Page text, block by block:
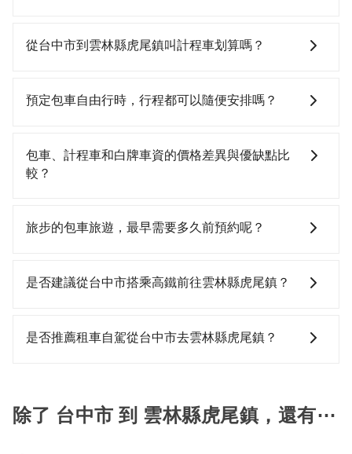
無隱藏費用，且還提供優於其他業者更彈性的取消政
驗。所以，如果您正在尋找一家可靠的包車公司，
tripool旅步絕對是您值得信任的不二選擇！
供用車前一天凌晨六點前取消訂單的服務。所以我們會
可事先將您的需求寄至旅步的客服信箱：
從台中市到雲林縣虎尾鎮叫計程車划算嗎？
灣大車隊、Uber、Line Taxi、Yoxi等，如果在路邊攔不
tripool的專車服務可再更便宜。但如果要考慮到回程，
雲林縣僅有合法計程車約200輛，數量約為台中市的
27%會採現場議價，建議最好先上網預約，以免當場被
預定包車自由行時，行程都可以隨便安排嗎？
沒有到達海拔1500公里以上的山區，行程都是可以依照
您的需求安排的。
包車、計程車和白牌車資的價格差異與優缺點比
較？
包車：優點是搭乘舒適可以根據自己的需求安排時間和
車：優點是24小時隨叫隨到，價格按錶計費，但若遇交
性和服務質量無法保障，需要自行承擔風險，遇到狀況
事後也無法申訴退費。
旅步的包車旅遊，最早需要多久前預約呢？
提供早鳥優惠，您越早預訂就能享有更優惠的價格。所
是否建議從台中市搭乘高鐵前往雲林縣虎尾鎮？
省時、轉車麻煩！不過從最早一班車06:25到末班車
購買高鐵票、通過閘口、並在月台上等待列車的到來，
大概又過了20分鐘，再乘坐21~23分鐘（平均22分）的
是否推薦租車自駕從台中市去雲林縣虎尾鎮？
當天就要來回，那在台中路邊可隨租隨借的iRent應該是
你最便宜選擇。註冊完iRent的app後，可以每小時
除了 台中市 到 雲林縣虎尾鎮，還有⋯